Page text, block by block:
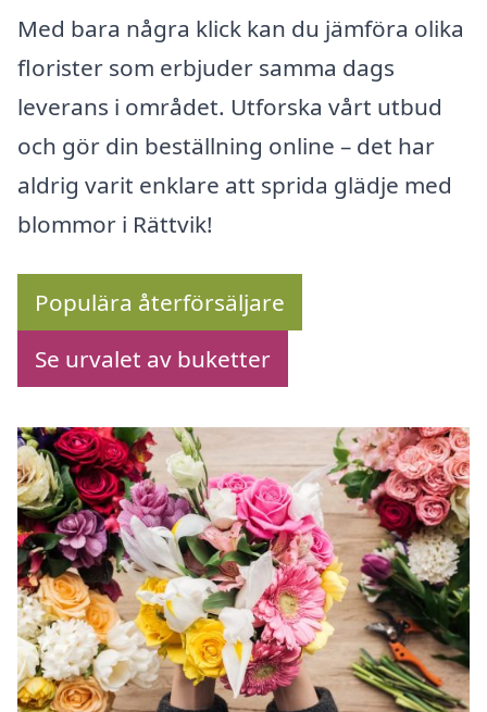
Med bara några klick kan du jämföra olika
florister som erbjuder samma dags
leverans i området. Utforska vårt utbud
och gör din beställning online – det har
aldrig varit enklare att sprida glädje med
blommor i Rättvik!
Populära återförsäljare
Se urvalet av buketter